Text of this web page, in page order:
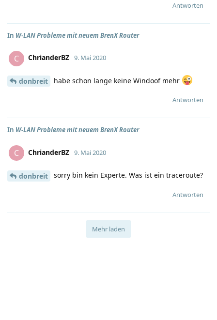
Antworten
In W-LAN Probleme mit neuem BrenX Router
C ChrianderBZ 9. Mai 2020
donbreit habe schon lange keine Windoof mehr
Antworten
In W-LAN Probleme mit neuem BrenX Router
C ChrianderBZ 9. Mai 2020
donbreit sorry bin kein Experte. Was ist ein traceroute?
Antworten
Mehr laden